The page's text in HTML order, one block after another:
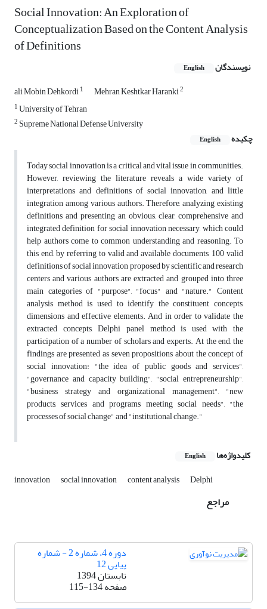
Social Innovation: An Exploration of
Conceptualization Based on the Content Analysis
of Definitions
نویسندگان English
ali Mobin Dehkordi1 Mehran Keshtkar Haranki2
1University of Tehran
2 Supreme National Defense University
چکیده
English
Today social innovation is a critical and vital issue in communities.
However, reviewing the literature reveals a wide variety of
interpretations and definitions of social innovation, and little
integration among various authors. Therefore, analyzing existing
definitions and presenting an obvious, clear, comprehensive and
integrated definition for social innovation necessary, which could
help authors come to common understanding and reasoning. To
this end, by referring to valid and available documents, 100 valid
definitions of social innovation proposed by scientific and research
centers and various authors are extracted and grouped into three
main categories of "purpose", "focus" and "nature." Content
analysis method is used to identify the constituent concepts,
dimensions and effective elements. And in order to validate the
extracted concepts, Delphi panel method is used with the
participation of a number of scholars and experts. At the end, the
findings are presented as seven propositions about the concept of
social innovation: "the idea of public goods and services",
"governance and capacity building", "social entrepreneurship",
"business strategy and organizational management", "new
products, services and programs meeting social needs", "the
processes of social change" and "institutional change."
کلیدواژه‌ها English
innovation social innovation content analysis Delphi
مراجع
دوره 4، شماره 2 - شماره
پیاپی 12
تابستان 1394
صفحه115-134